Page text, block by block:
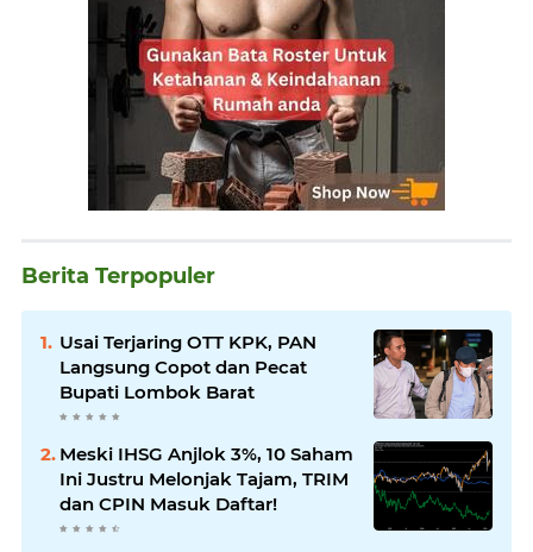
Berita Terpopuler
Usai Terjaring OTT KPK, PAN
Langsung Copot dan Pecat
Bupati Lombok Barat
Meski IHSG Anjlok 3%, 10 Saham
Ini Justru Melonjak Tajam, TRIM
dan CPIN Masuk Daftar!